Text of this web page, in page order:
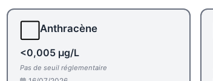
Anthracène
<0,005 µg/L
Pas de seuil réglementaire